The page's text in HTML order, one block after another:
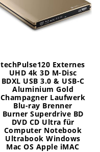
techPulse120 Externes
UHD 4k 3D M-Disc
BDXL USB 3.0 & USB-C
Aluminium Gold
Champagner Laufwerk
Blu-ray Brenner
Burner Superdrive BD
DVD CD Ultra für
Computer Notebook
Ultrabook Windows
Mac OS Apple iMAC